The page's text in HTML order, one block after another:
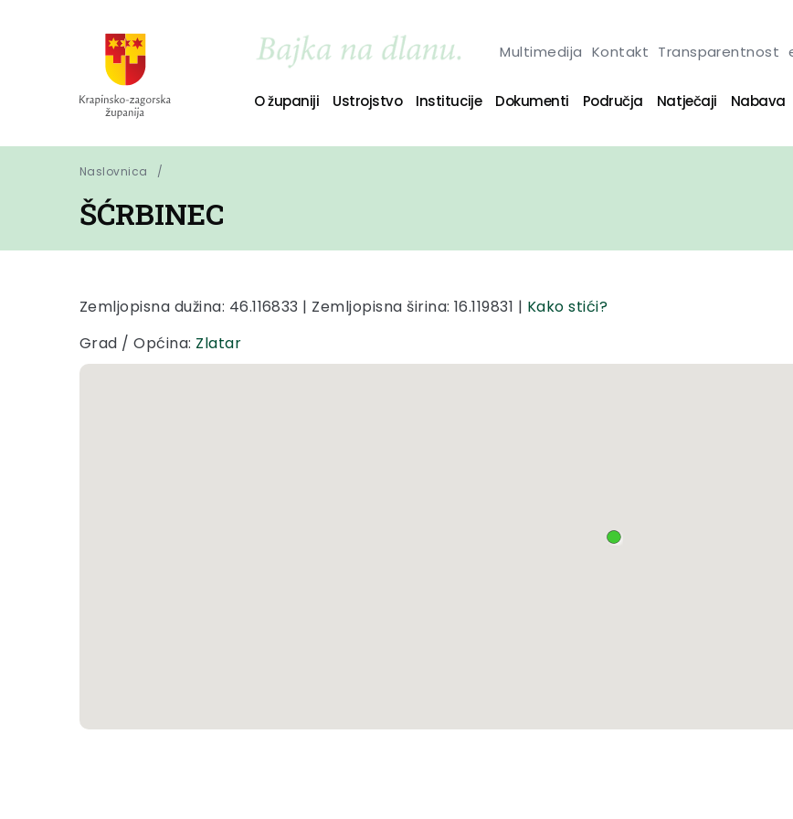
Multimedija Kontakt Transparentnost
O županiji Ustrojstvo Institucije Dokumenti Područja Natječaji Nabava
Naslovnica
ŠĆRBINEC
Zemljopisna dužina: 46.116833 | Zemljopisna širina: 16.119831 | Kako stići?
Grad / Općina: Zlatar